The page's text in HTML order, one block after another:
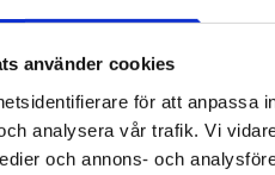
använder cookies
för att anpassa
analysera vår trafik. Vi
och annons- och
vad är bra att tänka på
nya vision – för